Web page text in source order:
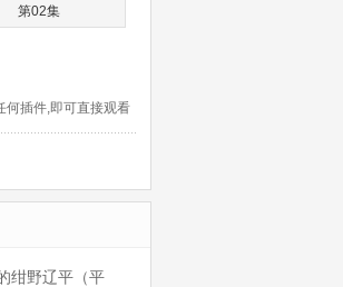
第02集
何插件,即可直接观看
绀野辽平（平